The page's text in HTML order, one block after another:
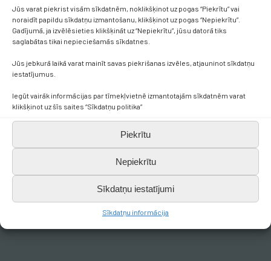
Jūs varat piekrist visām sīkdatnēm, noklikšķinot uz pogas “Piekrītu” vai
noraidīt papildu sīkdatņu izmantošanu, klikšķinot uz pogas “Nepiekrītu”.
Gadījumā, ja izvēlēsieties klikšķināt uz “Nepiekrītu”, jūsu datorā tiks
saglabātas tikai nepieciešamās sīkdatnes.
Jūs jebkurā laikā varat mainīt savas piekrišanas izvēles, atjauninot sīkdatņu
iestatījumus.
Iegūt vairāk informācijas par tīmekļvietnē izmantotajām sīkdatnēm varat
klikšķinot uz šīs saites “Sīkdatņu politika”
Piekrītu
Nepiekrītu
Sīkdatņu iestatījumi
Sīkdatņu informācija